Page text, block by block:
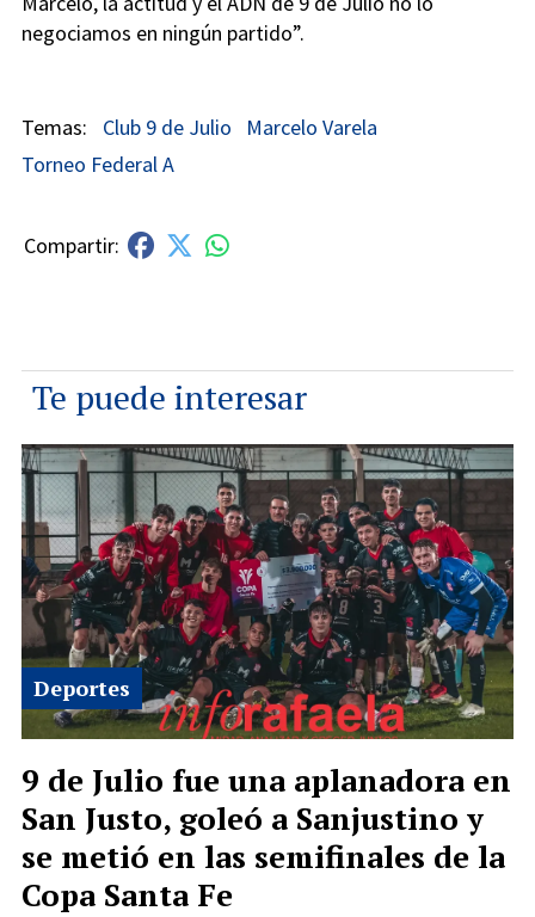
negociamos en ningún partido”.
Club 9 de Julio
Marcelo Varela
Torneo Federal A
Te puede interesar
9 de Julio fue una aplanadora en
San Justo, goleó a Sanjustino y
se metió en las semifinales de la
Copa Santa Fe
Deportes